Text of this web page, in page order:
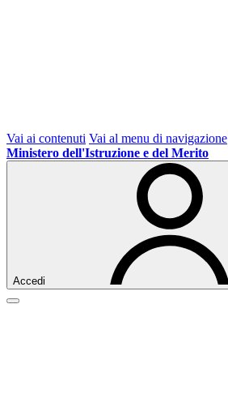
Vai ai contenuti Vai al menu di navigazione
Ministero dell'Istruzione e del Merito
Accedi